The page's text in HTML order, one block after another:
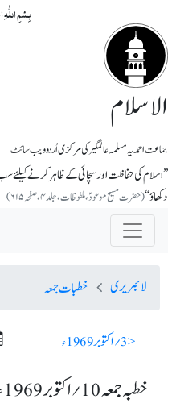
بِسۡمِ
الاسلام
جماعت احمدیہ مسلمہ عالمگیر کی مرکزی اُردو ویب سائٹ
’’ اسلام کی حفاظت اور سچائی کے ظاہر کرنے کیلئے
دکھاؤ‘‘(حضرت مسیح موعودؑ، ملفوظات، جلد ۴، صفحہ ۶۱۵)
لائبریری خطبات جمعہ
< 3؍ اکتوبر 1969ء
خطبہ جمعہ 10؍ اکتوبر 1969ء